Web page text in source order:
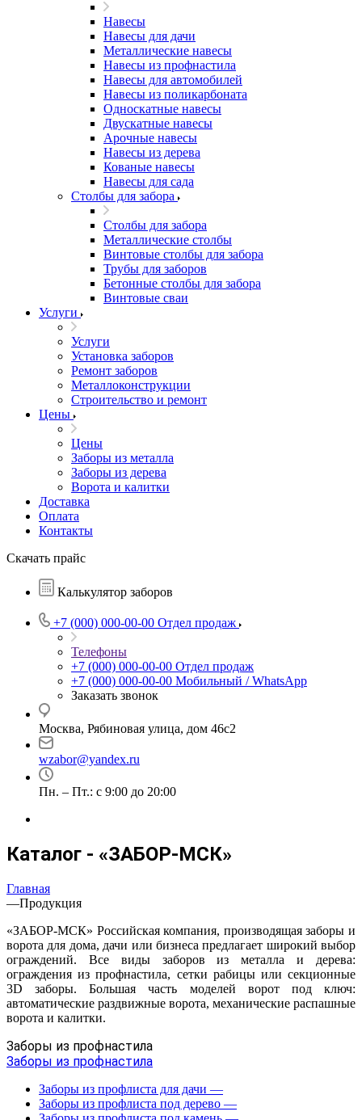
Навесы
Навесы для дачи
Металлические навесы
Навесы из профнастила
Навесы для автомобилей
Навесы из поликарбоната
Односкатные навесы
Двускатные навесы
Арочные навесы
Навесы из дерева
Кованые навесы
Навесы для сада
Столбы для забора
Столбы для забора
Металлические столбы
Винтовые столбы для забора
Трубы для заборов
Бетонные столбы для забора
Винтовые сваи
Услуги
Услуги
Установка заборов
Ремонт заборов
Металлоконструкции
Строительство и ремонт
Цены
Цены
Заборы из металла
Заборы из дерева
Ворота и калитки
Доставка
Оплата
Контакты
Скачать прайс
Калькулятор заборов
+7 (000) 000-00-00 Отдел продаж
Телефоны
+7 (000) 000-00-00 Отдел продаж
+7 (000) 000-00-00 Мобильный / WhatsApp
Заказать звонок
Москва, Рябиновая улица, дом 46с2
wzabor@yandex.ru
Пн. – Пт.: с 9:00 до 20:00
Каталог - «ЗАБОР-МСК»
Главная
—Продукция
«ЗАБОР-МСК» Российская компания, производящая заборы и
ворота для дома, дачи или бизнеса предлагает широкий выбор
ограждений. Все виды заборов из металла и дерева:
ограждения из профнастила, сетки рабицы или секционные
3D заборы. Большая часть моделей ворот под ключ:
автоматические раздвижные ворота, механические распашные
ворота и калитки.
Заборы из профнастила
Заборы из профнастила
Заборы из профлиста для дачи —
Заборы из профлиста под дерево —